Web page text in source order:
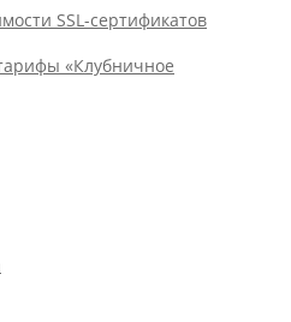
SSL-сертификатов
«Клубничное